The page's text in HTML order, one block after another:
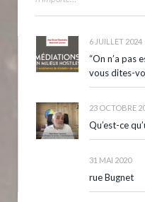
6 JUILLET 2024
“On n’a pas
vous dites-
23 OCTOBRE
Qu’est-ce
31 MAI 2020
rue Bugnet